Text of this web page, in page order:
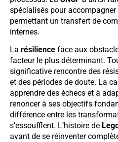
spécialisés pour
permettant un transfert de
internes.
La résilience face aux
facteur le plus déterminant.
significative rencontre des
et des périodes de doute. La
apprendre des échecs et à
renoncer à ses objectifs
différence entre les
s’essoufflent. L’histoire de
avant de se réinventer